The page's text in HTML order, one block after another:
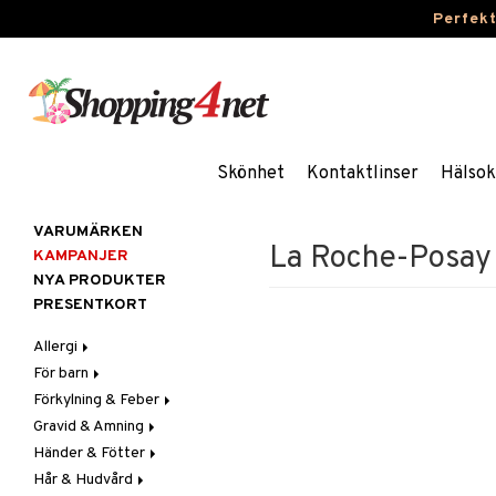
Skönhet Kontaktlinser
La Roche-
VARUMÄRKEN
KAMPANJER
NYA PRODUKTER
PRESENTKORT
Allergi
Nässpray
Ögondroppar
Tabletter
För barn
Blodstoppare
Blöjor
Feber, Förkylning & Värk
Hår
Förkylning & Feber
Feber
Febernedsättande
Barn
Febertermometrar
Halsont & Heshet
Hosta
Gravid & Amning
Bröstpump
Bröstskydd & Inlägg
Händer & Fötter
Fotvård
Hår & Hudvård